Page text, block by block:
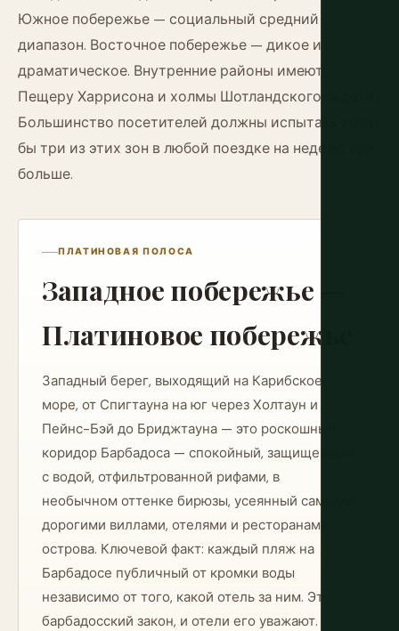
Южное побережье — социальный средний
диапазон. Восточное побережье — дикое и
драматическое. Внутренние районы имеют
Пещеру Харрисона и холмы Шотландского округа.
Большинство посетителей должны испытать хотя
бы три из этих зон в любой поездке на неделю или
больше.
ПЛАТИНОВАЯ ПОЛОСА
Западное побережье —
Платиновое побережье
Западный берег, выходящий на Карибское
море, от Спигтауна на юг через Холтаун и
Пейнс-Бэй до Бриджтауна — это роскошный
коридор Барбадоса — спокойный, защищенный,
с водой, отфильтрованной рифами, в
необычном оттенке бирюзы, усеянный самыми
дорогими виллами, отелями и ресторанами
острова. Ключевой факт: каждый пляж на
Барбадосе публичный от кромки воды
независимо от того, какой отель за ним. Это
барбадосский закон, и отели его уважают.